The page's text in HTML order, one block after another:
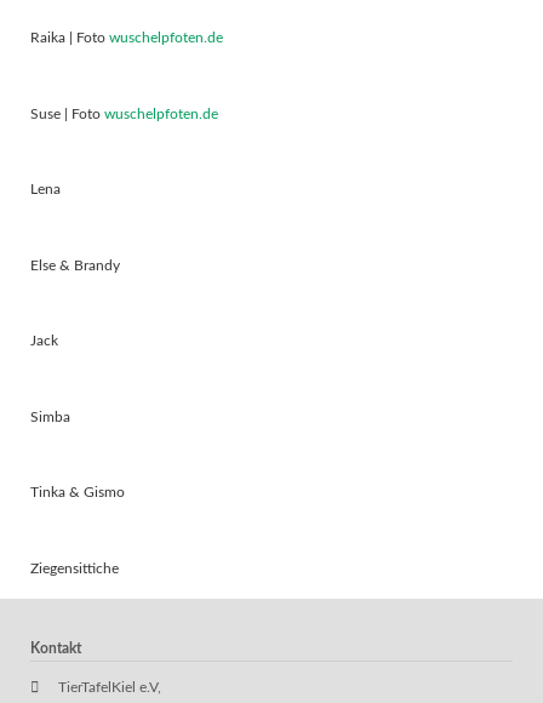
Raika | Foto wuschelpfoten.de
Suse | Foto wuschelpfoten.de
Lena
Else & Brandy
Jack
Simba
Tinka & Gismo
Ziegensittiche
Kontakt
TierTafelKiel e.V,